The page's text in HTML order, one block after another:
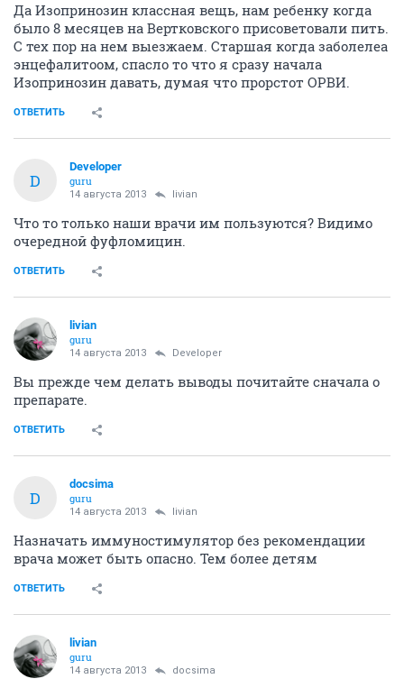
Да Изопринозин классная вещь, нам ребенку когда
было 8 месяцев на Вертковского присоветовали пить.
С тех пор на нем выезжаем. Старшая когда заболелеа
энцефалитоом, спасло то что я сразу начала
Изопринозин давать, думая что прорстот ОРВИ.
ОТВЕТИТЬ
D
Developer
guru
14 августа 2013 livian
Что то только наши врачи им пользуются? Видимо
очередной фуфломицин.
ОТВЕТИТЬ
livian
guru
14 августа 2013 Developer
Вы прежде чем делать выводы почитайте сначала о
препарате.
ОТВЕТИТЬ
D
docsima
guru
14 августа 2013 livian
Назначать иммуностимулятор без рекомендации
врача может быть опасно. Тем более детям
ОТВЕТИТЬ
livian
guru
14 августа 2013 docsima